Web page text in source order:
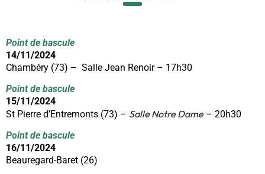
Point de bascule
14/11/2024
Chambéry (73) – Salle Jean Renoir – 17h30
Point de bascule
15/11/2024
St Pierre d’Entremonts (73) – Salle Notre Dame– 20h30
Point de bascule
16/11/2024
Beauregard-Baret (26)